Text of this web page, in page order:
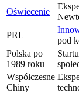
Oświecenie
PRL
pod
Polska po
1989 roku
Współczesne
Chiny